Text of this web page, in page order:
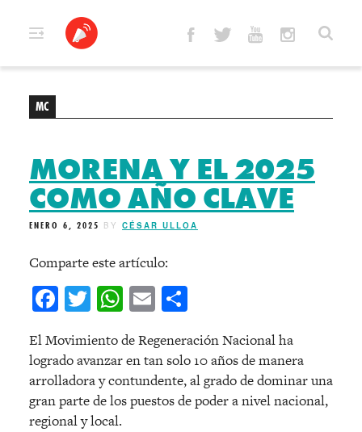
MC
MORENA Y EL 2025
COMO AÑO CLAVE
ENERO 6, 2025 BY CÉSAR ULLOA
Comparte este artículo:
Facebook
Twitter
WhatsApp
Email
El Movimiento de Regeneración Nacional ha
logrado avanzar en tan solo 10 años de manera
arrolladora y contundente, al grado de dominar una
gran parte de los puestos de poder a nivel nacional,
regional y local.